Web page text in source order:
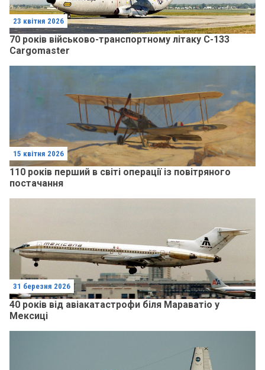
23 квітня 2026
70 років військово-транспортному літаку C-133
Cargomaster
15 квітня 2026
110 років перший в світі операції із повітряного
постачання
31 березня 2026
40 років від авіакатастрофи біля Мараватіо у
Мексиці